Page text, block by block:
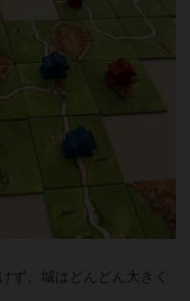
ず、城はどんどん大きく